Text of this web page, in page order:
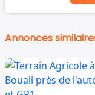
Annonces